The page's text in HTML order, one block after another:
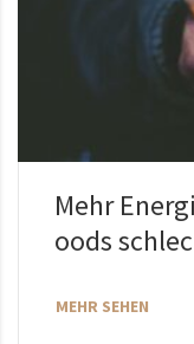
Mehr
oods
MEHR SEHEN